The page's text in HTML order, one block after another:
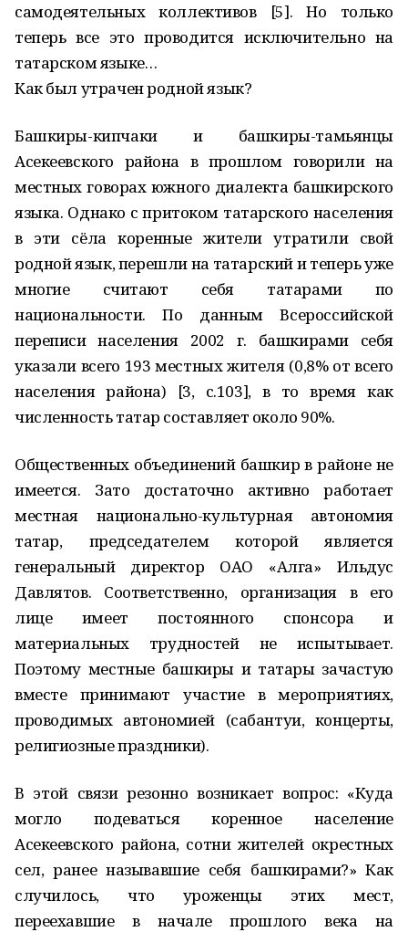
самодеятельных коллективов [5]. Но только
теперь все это проводится исключительно на
татарском языке…
Как был утрачен родной язык?
Башкиры-кипчаки и башкиры-тамьянцы
Асекеевского района в прошлом говорили на
местных говорах южного диалекта башкирского
языка. Однако с притоком татарского населения
в эти сёла коренные жители утратили свой
родной язык, перешли на татарский и теперь уже
многие считают себя татарами по
национальности. По данным Всероссийской
переписи населения 2002 г. башкирами себя
указали всего 193 местных жителя (0,8% от всего
населения района) [3, с.103], в то время как
численность татар составляет около 90%.
Общественных объединений башкир в районе не
имеется. Зато достаточно активно работает
местная национально-культурная автономия
татар, председателем которой является
генеральный директор ОАО «Алга» Ильдус
Давлятов. Соответственно, организация в его
лице имеет постоянного спонсора и
материальных трудностей не испытывает.
Поэтому местные башкиры и татары зачастую
вместе принимают участие в мероприятиях,
проводимых автономией (сабантуи, концерты,
религиозные праздники).
В этой связи резонно возникает вопрос: «Куда
могло подеваться коренное население
Асекеевского района, сотни жителей окрестных
сел, ранее называвшие себя башкирами?» Как
случилось, что уроженцы этих мест,
переехавшие в начале прошлого века на